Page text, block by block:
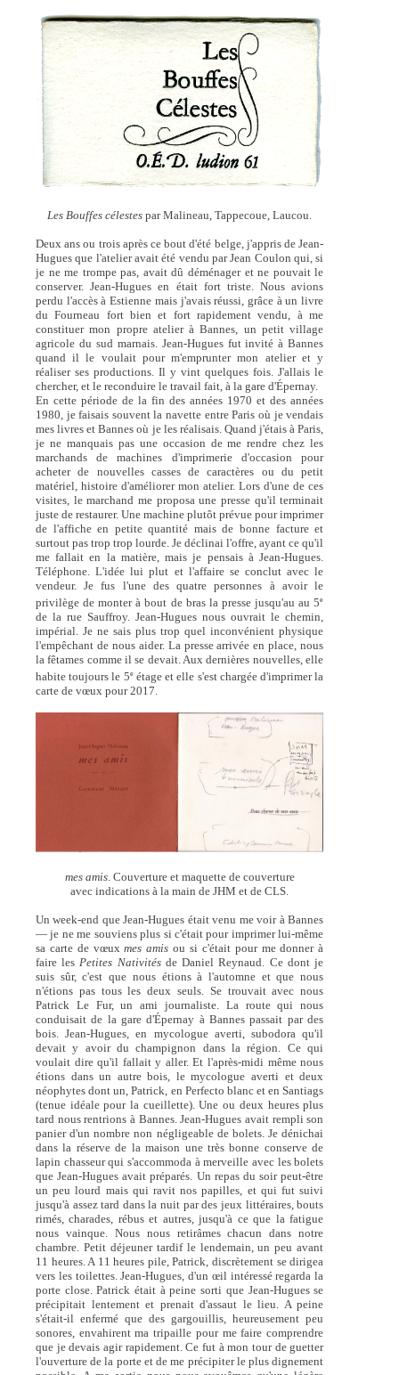
Les Bouffes célestes par Malineau, Tappecoue, Laucou.
Deux ans ou trois après ce bout d'été belge, j'appris de Jean-
Hugues que l'atelier avait été vendu par Jean Coulon qui, si
je ne me trompe pas, avait dû déménager et ne pouvait le
conserver. Jean-Hugues en était fort triste. Nous avions
perdu l'accès à Estienne mais j'avais réussi, grâce à un livre
du Fourneau fort bien et fort rapidement vendu, à me
constituer mon propre atelier à Bannes, un petit village
agricole du sud marnais. Jean-Hugues fut invité à Bannes
quand il le voulait pour m'emprunter mon atelier et y
réaliser ses productions. Il y vint quelques fois. J'allais le
chercher, et le reconduire le travail fait, à la gare d'Épernay.
En cette période de la fin des années 1970 et des années
1980, je faisais souvent la navette entre Paris où je vendais
mes livres et Bannes où je les réalisais. Quand j'étais à Paris,
je ne manquais pas une occasion de me rendre chez les
marchands de machines d'imprimerie d'occasion pour
acheter de nouvelles casses de caractères ou du petit
matériel, histoire d'améliorer mon atelier. Lors d'une de ces
visites, le marchand me proposa une presse qu'il terminait
juste de restaurer. Une machine plutôt prévue pour imprimer
de l'affiche en petite quantité mais de bonne facture et
surtout pas trop trop lourde. Je déclinai l'offre, ayant ce qu'il
me fallait en la matière, mais je pensais à Jean-Hugues.
Téléphone. L'idée lui plut et l'affaire se conclut avec le
vendeur. Je fus l'une des quatre personnes à avoir le
privilège de monter à bout de bras la presse jusqu'au au 5e
de la rue Sauffroy. Jean-Hugues nous ouvrait le chemin,
impérial. Je ne sais plus trop quel inconvénient physique
l'empêchant de nous aider. La presse arrivée en place, nous
la fêtames comme il se devait. Aux dernières nouvelles, elle
habite toujours le 5eétage et elle s'est chargée d'imprimer la
carte de vœux pour 2017.
mes amis. Couverture et maquette de couverture
avec indications à la main de JHM et de CLS.
Un week-end que Jean-Hugues était venu me voir à Bannes
— je ne me souviens plus si c'était pour imprimer lui-même
sa carte de vœuxmes amis ou si c'était pour me donner à
faire les Petites Nativitésde Daniel Reynaud. Ce dont je
suis sûr, c'est que nous étions à l'automne et que nous
n'étions pas tous les deux seuls. Se trouvait avec nous
Patrick Le Fur, un ami journaliste. La route qui nous
conduisait de la gare d'Épernay à Bannes passait par des
bois. Jean-Hugues, en mycologue averti, subodora qu'il
devait y avoir du champignon dans la région. Ce qui
voulait dire qu'il fallait y aller. Et l'après-midi même nous
étions dans un autre bois, le mycologue averti et deux
néophytes dont un, Patrick, en Perfecto blanc et en Santiags
(tenue idéale pour la cueillette). Une ou deux heures plus
tard nous rentrions à Bannes. Jean-Hugues avait rempli son
panier d'un nombre non négligeable de bolets. Je dénichai
dans la réserve de la maison une très bonne conserve de
lapin chasseur qui s'accommoda à merveille avec les bolets
que Jean-Hugues avait préparés. Un repas du soir peut-être
un peu lourd mais qui ravit nos papilles, et qui fut suivi
jusqu'à assez tard dans la nuit par des jeux littéraires, bouts
rimés, charades, rébus et autres, jusqu'à ce que la fatigue
nous vainque. Nous nous retirâmes chacun dans notre
chambre. Petit déjeuner tardif le lendemain, un peu avant
11 heures. A 11 heures pile, Patrick, discrètement se dirigea
vers les toilettes. Jean-Hugues, d'un œil intéressé regarda la
porte close. Patrick était à peine sorti que Jean-Hugues se
précipitait lentement et prenait d'assaut le lieu. A peine
s'était-il enfermé que des gargouillis, heureusement peu
sonores, envahirent ma tripaille pour me faire comprendre
que je devais agir rapidement. Ce fut à mon tour de guetter
l'ouverture de la porte et de me précipiter le plus dignement